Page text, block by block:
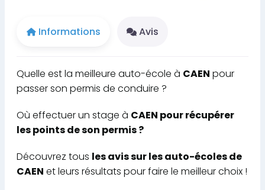
Informations Avis
Quelle est la meilleure auto-école à CAEN pour
passer son permis de conduire ?
Où effectuer un stage à CAEN pour récupérer
les points de son permis ?
Découvrez tous les avis sur les auto-écoles de
CAEN et leurs résultats pour faire le meilleur choix !